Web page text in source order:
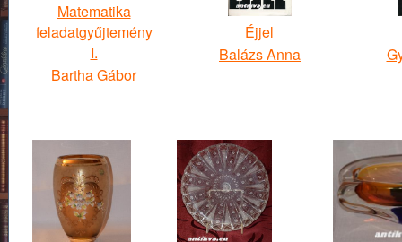
Matematika
feladatgyűjtemény
I.
Bartha Gábor
Éjjel
Balázs Anna